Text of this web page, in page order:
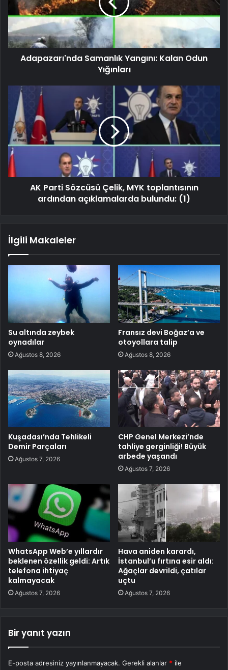
Adapazarı'nda Samanlık Yangını: Kalan Odun
Yığınları
AK Parti Sözcüsü Çelik, MYK toplantısının
ardından açıklamalarda bulundu: (1)
İlgili Makaleler
Su altında zeybek
oynadılar
Ağustos 8, 2026
Fransız devi Boğaz’a ve
otoyollara talip
Ağustos 8, 2026
Kuşadası’nda Tehlikeli
Demir Parçaları
Ağustos 7, 2026
CHP Genel Merkezi’nde
tahliye gerginliği! Büyük
arbede yaşandı
Ağustos 7, 2026
WhatsApp Web’e yıllardır
beklenen özellik geldi: Artık
telefona ihtiyaç
kalmayacak
Ağustos 7, 2026
Hava aniden karardı,
İstanbul’u fırtına esir aldı:
Ağaçlar devrildi, çatılar
uçtu
Ağustos 7, 2026
Bir yanıt yazın
E-posta adresiniz yayınlanmayacak. Gerekli alanlar * ile